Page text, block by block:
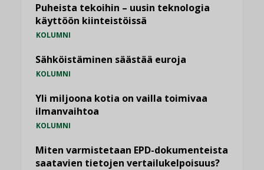
Puheista tekoihin – uusin teknologia
käyttöön kiinteistöissä
KOLUMNI
Sähköistäminen säästää euroja
KOLUMNI
Yli miljoona kotia on vailla toimivaa
ilmanvaihtoa
KOLUMNI
Miten varmistetaan EPD-dokumenteista
saatavien tietojen vertailukelpoisuus?